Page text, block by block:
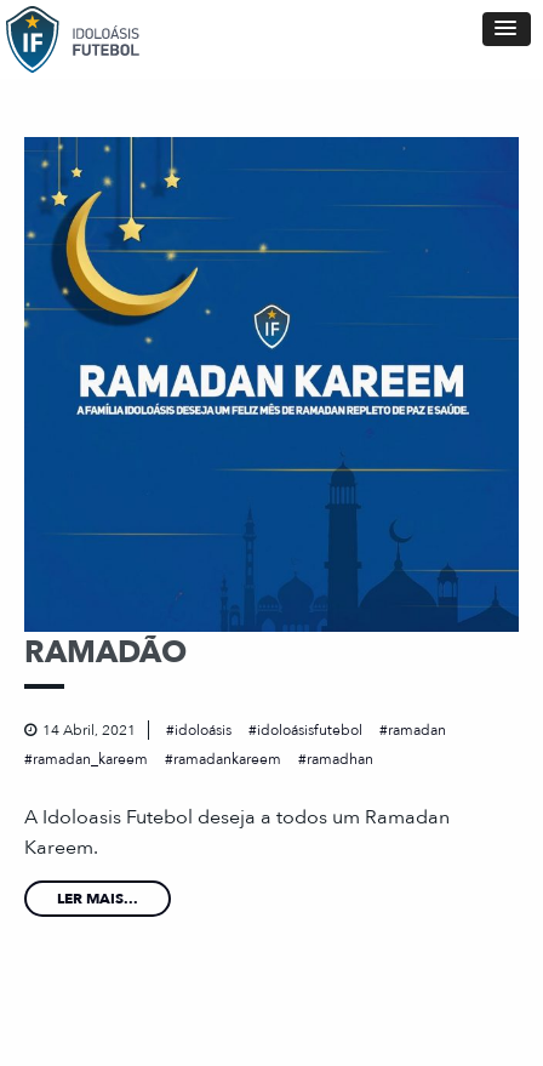
RAMADÃO
14 Abril, 2021 idoloásis idoloásisfutebol
ramadan
ramadan_kareem
ramadankareem ramadhan
A Idoloasis Futebol deseja a todos um Ramadan
Kareem.
LER MAIS...